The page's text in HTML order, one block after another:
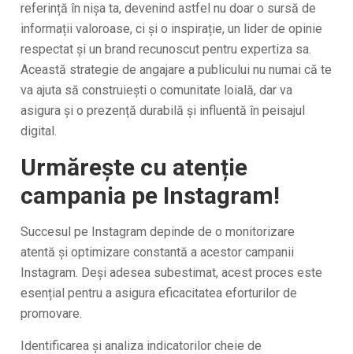
referință în nișa ta, devenind astfel nu doar o sursă de
informații valoroase, ci și o inspirație, un lider de opinie
respectat și un brand recunoscut pentru expertiza sa.
Această strategie de angajare a publicului nu numai că te
va ajuta să construiești o comunitate loială, dar va
asigura și o prezență durabilă și influentă în peisajul
digital.
Urmărește cu atenție
campania pe Instagram!
Succesul pe Instagram depinde de o monitorizare
atentă și optimizare constantă a acestor campanii
Instagram. Deși adesea subestimat, acest proces este
esențial pentru a asigura eficacitatea eforturilor de
promovare.
Identificarea și analiza indicatorilor cheie de